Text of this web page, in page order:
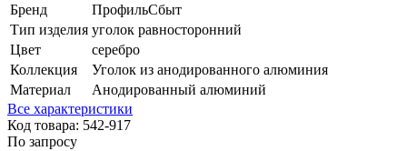
Бренд
ПрофильСбыт
Тип изделия уголок равносторонний
Цвет
серебро
Коллекция
Уголок из анодированного алюминия
Материал
Анодированный алюминий
Все характеристики
Код товара: 542-917
По запросу